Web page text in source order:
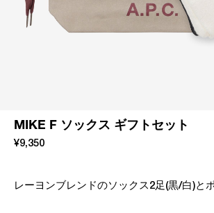
MIKE F ソックス ギフトセット
¥9,350
レーヨンブレンドのソックス2足(黒/白)と